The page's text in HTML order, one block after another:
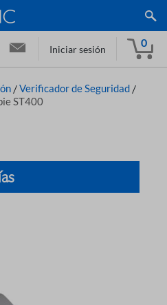
Iniciar sesión
0
/Verificador de Seguridad /
ST400